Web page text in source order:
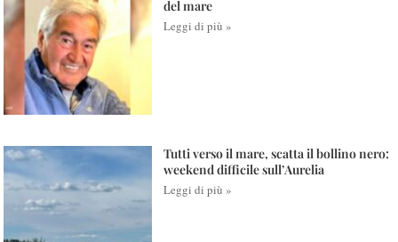
del mare
Leggi di più »
Tutti verso il mare, scatta il bollino nero:
weekend difficile sull’Aurelia
Leggi di più »